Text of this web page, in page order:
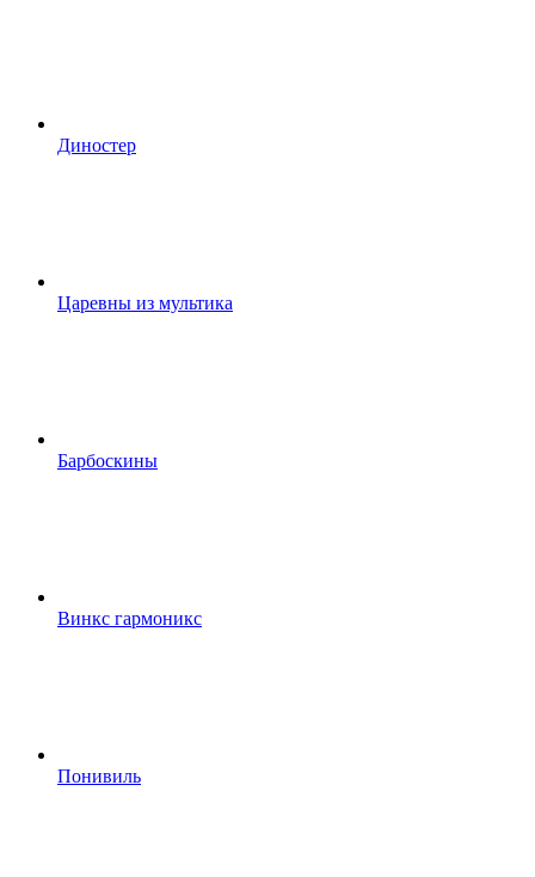
Диностер
Царевны из мультика
Барбоскины
Винкс гармоникс
Понивиль